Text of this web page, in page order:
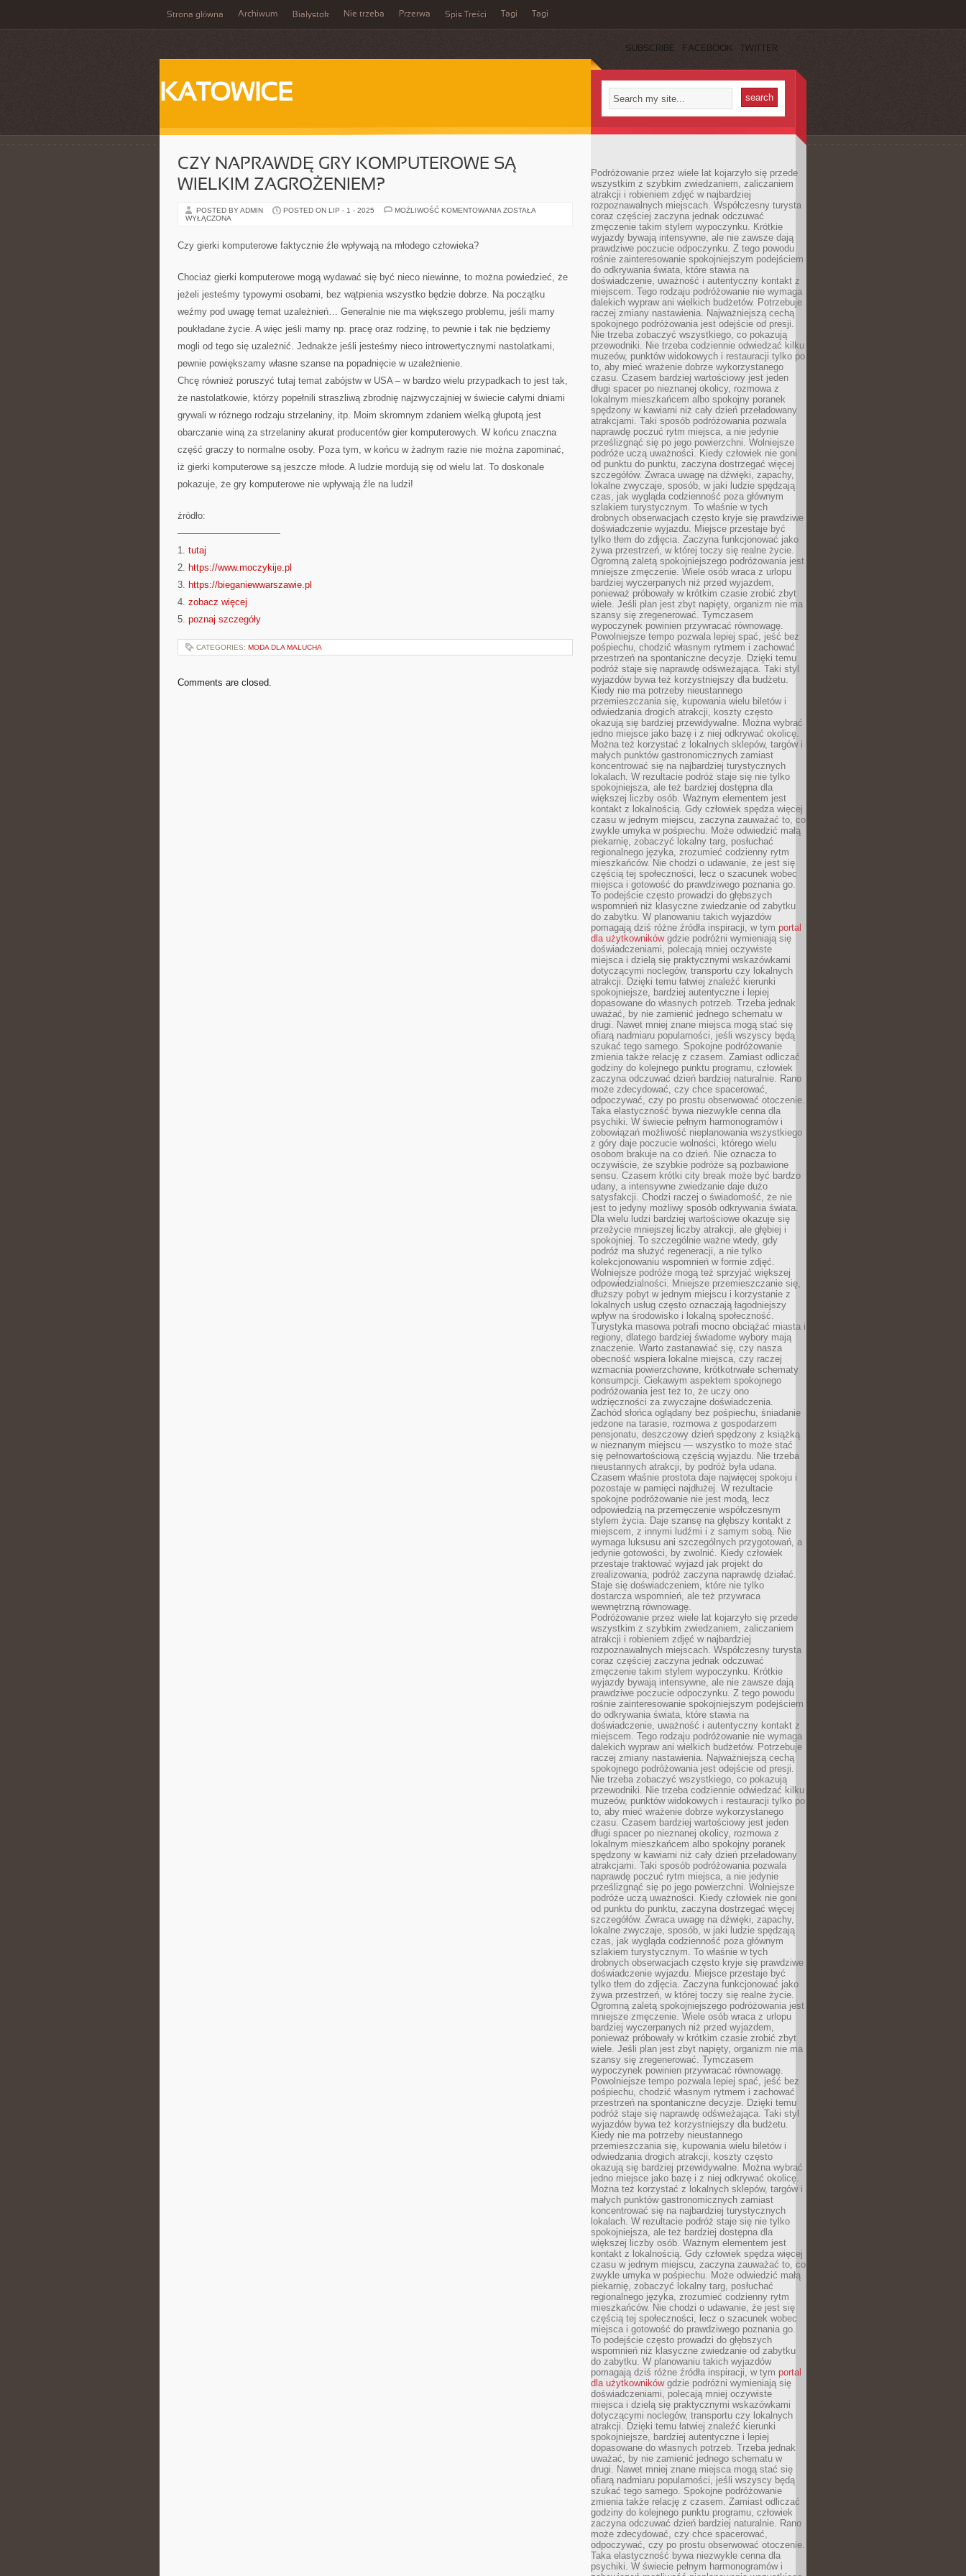
Strona główna Archiwum Białystok Nie trzeba Przerwa Spis Treści Tagi Tagi
SUBSCRIBE FACEBOOK TWITTER
KATOWICE
CZY NAPRAWDĘ GRY KOMPUTEROWE SĄ
WIELKIM ZAGROŻENIEM?
POSTED BY ADMIN POSTED ON LIP - 1 - 2025 MOŻLIWOŚĆ KOMENTOWANIA CZY
ZOSTAŁA
WYŁĄCZONA
Czy gierki komputerowe faktycznie źle wpływają na młodego człowieka?
Chociaż gierki komputerowe mogą wydawać się być nieco niewinne, to można powiedzieć, że
jeżeli jesteśmy typowymi osobami, bez wątpienia wszystko będzie dobrze. Na początku
weźmy pod uwagę temat uzależnień… Generalnie nie ma większego problemu, jeśli mamy
poukładane życie. A więc jeśli mamy np. pracę oraz rodzinę, to pewnie i tak nie będziemy
mogli od tego się uzależnić. Jednakże jeśli jesteśmy nieco introwertycznymi nastolatkami,
pewnie powiększamy własne szanse na popadnięcie w uzależnienie.
Chcę również poruszyć tutaj temat zabójstw w USA – w bardzo wielu przypadkach to jest tak,
że nastolatkowie, którzy popełnili straszliwą zbrodnię najzwyczajniej w świecie całymi dniami
grywali w różnego rodzaju strzelaniny, itp. Moim skromnym zdaniem wielką głupotą jest
obarczanie winą za strzelaniny akurat producentów gier komputerowych. W końcu znaczna
część graczy to normalne osoby. Poza tym, w końcu w żadnym razie nie można zapominać,
iż gierki komputerowe są jeszcze młode. A ludzie mordują się od wielu lat. To doskonale
pokazuje, że gry komputerowe nie wpływają źle na ludzi!
źródło:
———————————
1. tutaj
2. https://www.moczykije.pl
3. https://bieganiewwarszawie.pl
4. zobacz więcej
5. poznaj szczegóły
CATEGORIES: MODA DLA MALUCHA
Comments are closed.
Podróżowanie przez wiele lat kojarzyło się przede
wszystkim z szybkim zwiedzaniem, zaliczaniem
atrakcji i robieniem zdjęć w najbardziej
rozpoznawalnych miejscach. Współczesny turysta
coraz częściej zaczyna jednak odczuwać
zmęczenie takim stylem wypoczynku. Krótkie
wyjazdy bywają intensywne, ale nie zawsze dają
prawdziwe poczucie odpoczynku. Z tego powodu
rośnie zainteresowanie spokojniejszym podejściem
do odkrywania świata, które stawia na
doświadczenie, uważność i autentyczny kontakt z
miejscem. Tego rodzaju podróżowanie nie wymaga
dalekich wypraw ani wielkich budżetów. Potrzebuje
raczej zmiany nastawienia. Najważniejszą cechą
spokojnego podróżowania jest odejście od presji.
Nie trzeba zobaczyć wszystkiego, co pokazują
przewodniki. Nie trzeba codziennie odwiedzać kilku
muzeów, punktów widokowych i restauracji tylko po
to, aby mieć wrażenie dobrze wykorzystanego
czasu. Czasem bardziej wartościowy jest jeden
długi spacer po nieznanej okolicy, rozmowa z
lokalnym mieszkańcem albo spokojny poranek
spędzony w kawiarni niż cały dzień przeładowany
atrakcjami. Taki sposób podróżowania pozwala
naprawdę poczuć rytm miejsca, a nie jedynie
prześlizgnąć się po jego powierzchni. Wolniejsze
podróże uczą uważności. Kiedy człowiek nie goni
od punktu do punktu, zaczyna dostrzegać więcej
szczegółów. Zwraca uwagę na dźwięki, zapachy,
lokalne zwyczaje, sposób, w jaki ludzie spędzają
czas, jak wygląda codzienność poza głównym
szlakiem turystycznym. To właśnie w tych
drobnych obserwacjach często kryje się prawdziwe
doświadczenie wyjazdu. Miejsce przestaje być
tylko tłem do zdjęcia. Zaczyna funkcjonować jako
żywa przestrzeń, w której toczy się realne życie.
Ogromną zaletą spokojniejszego podróżowania jest
mniejsze zmęczenie. Wiele osób wraca z urlopu
bardziej wyczerpanych niż przed wyjazdem,
ponieważ próbowały w krótkim czasie zrobić zbyt
wiele. Jeśli plan jest zbyt napięty, organizm nie ma
szansy się zregenerować. Tymczasem
wypoczynek powinien przywracać równowagę.
Powolniejsze tempo pozwala lepiej spać, jeść bez
pośpiechu, chodzić własnym rytmem i zachować
przestrzeń na spontaniczne decyzje. Dzięki temu
podróż staje się naprawdę odświeżająca. Taki styl
wyjazdów bywa też korzystniejszy dla budżetu.
Kiedy nie ma potrzeby nieustannego
przemieszczania się, kupowania wielu biletów i
odwiedzania drogich atrakcji, koszty często
okazują się bardziej przewidywalne. Można wybrać
jedno miejsce jako bazę i z niej odkrywać okolicę.
Można też korzystać z lokalnych sklepów, targów i
małych punktów gastronomicznych zamiast
koncentrować się na najbardziej turystycznych
lokalach. W rezultacie podróż staje się nie tylko
spokojniejsza, ale też bardziej dostępna dla
większej liczby osób. Ważnym elementem jest
kontakt z lokalnością. Gdy człowiek spędza więcej
czasu w jednym miejscu, zaczyna zauważać to, co
zwykle umyka w pośpiechu. Może odwiedzić małą
piekarnię, zobaczyć lokalny targ, posłuchać
regionalnego języka, zrozumieć codzienny rytm
mieszkańców. Nie chodzi o udawanie, że jest się
częścią tej społeczności, lecz o szacunek wobec
miejsca i gotowość do prawdziwego poznania go.
To podejście często prowadzi do głębszych
wspomnień niż klasyczne zwiedzanie od zabytku
do zabytku. W planowaniu takich wyjazdów
pomagają dziś różne źródła inspiracji, w tym portal
dla użytkownikówgdzie podróżni wymieniają się
doświadczeniami, polecają mniej oczywiste
miejsca i dzielą się praktycznymi wskazówkami
dotyczącymi noclegów, transportu czy lokalnych
atrakcji. Dzięki temu łatwiej znaleźć kierunki
spokojniejsze, bardziej autentyczne i lepiej
dopasowane do własnych potrzeb. Trzeba jednak
uważać, by nie zamienić jednego schematu w
drugi. Nawet mniej znane miejsca mogą stać się
ofiarą nadmiaru popularności, jeśli wszyscy będą
szukać tego samego. Spokojne podróżowanie
zmienia także relację z czasem. Zamiast odliczać
godziny do kolejnego punktu programu, człowiek
zaczyna odczuwać dzień bardziej naturalnie. Rano
może zdecydować, czy chce spacerować,
odpoczywać, czy po prostu obserwować otoczenie.
Taka elastyczność bywa niezwykle cenna dla
psychiki. W świecie pełnym harmonogramów i
zobowiązań możliwość nieplanowania wszystkiego
z góry daje poczucie wolności, którego wielu
osobom brakuje na co dzień. Nie oznacza to
oczywiście, że szybkie podróże są pozbawione
sensu. Czasem krótki city break może być bardzo
udany, a intensywne zwiedzanie daje dużo
satysfakcji. Chodzi raczej o świadomość, że nie
jest to jedyny możliwy sposób odkrywania świata.
Dla wielu ludzi bardziej wartościowe okazuje się
przeżycie mniejszej liczby atrakcji, ale głębiej i
spokojniej. To szczególnie ważne wtedy, gdy
podróż ma służyć regeneracji, a nie tylko
kolekcjonowaniu wspomnień w formie zdjęć.
Wolniejsze podróże mogą też sprzyjać większej
odpowiedzialności. Mniejsze przemieszczanie się,
dłuższy pobyt w jednym miejscu i korzystanie z
lokalnych usług często oznaczają łagodniejszy
wpływ na środowisko i lokalną społeczność.
Turystyka masowa potrafi mocno obciążać miasta i
regiony, dlatego bardziej świadome wybory mają
znaczenie. Warto zastanawiać się, czy nasza
obecność wspiera lokalne miejsca, czy raczej
wzmacnia powierzchowne, krótkotrwałe schematy
konsumpcji. Ciekawym aspektem spokojnego
podróżowania jest też to, że uczy ono
wdzięczności za zwyczajne doświadczenia.
Zachód słońca oglądany bez pośpiechu, śniadanie
jedzone na tarasie, rozmowa z gospodarzem
pensjonatu, deszczowy dzień spędzony z książką
w nieznanym miejscu — wszystko to może stać
się pełnowartościową częścią wyjazdu. Nie trzeba
nieustannych atrakcji, by podróż była udana.
Czasem właśnie prostota daje najwięcej spokoju i
pozostaje w pamięci najdłużej. W rezultacie
spokojne podróżowanie nie jest modą, lecz
odpowiedzią na przemęczenie współczesnym
stylem życia. Daje szansę na głębszy kontakt z
miejscem, z innymi ludźmi i z samym sobą. Nie
wymaga luksusu ani szczególnych przygotowań, a
jedynie gotowości, by zwolnić. Kiedy człowiek
przestaje traktować wyjazd jak projekt do
zrealizowania, podróż zaczyna naprawdę działać.
Staje się doświadczeniem, które nie tylko
dostarcza wspomnień, ale też przywraca
wewnętrzną równowagę.
Podróżowanie przez wiele lat kojarzyło się przede
wszystkim z szybkim zwiedzaniem, zaliczaniem
atrakcji i robieniem zdjęć w najbardziej
rozpoznawalnych miejscach. Współczesny turysta
coraz częściej zaczyna jednak odczuwać
zmęczenie takim stylem wypoczynku. Krótkie
wyjazdy bywają intensywne, ale nie zawsze dają
prawdziwe poczucie odpoczynku. Z tego powodu
rośnie zainteresowanie spokojniejszym podejściem
do odkrywania świata, które stawia na
doświadczenie, uważność i autentyczny kontakt z
miejscem. Tego rodzaju podróżowanie nie wymaga
dalekich wypraw ani wielkich budżetów. Potrzebuje
raczej zmiany nastawienia. Najważniejszą cechą
spokojnego podróżowania jest odejście od presji.
Nie trzeba zobaczyć wszystkiego, co pokazują
przewodniki. Nie trzeba codziennie odwiedzać kilku
muzeów, punktów widokowych i restauracji tylko po
to, aby mieć wrażenie dobrze wykorzystanego
czasu. Czasem bardziej wartościowy jest jeden
długi spacer po nieznanej okolicy, rozmowa z
lokalnym mieszkańcem albo spokojny poranek
spędzony w kawiarni niż cały dzień przeładowany
atrakcjami. Taki sposób podróżowania pozwala
naprawdę poczuć rytm miejsca, a nie jedynie
prześlizgnąć się po jego powierzchni. Wolniejsze
podróże uczą uważności. Kiedy człowiek nie goni
od punktu do punktu, zaczyna dostrzegać więcej
szczegółów. Zwraca uwagę na dźwięki, zapachy,
lokalne zwyczaje, sposób, w jaki ludzie spędzają
czas, jak wygląda codzienność poza głównym
szlakiem turystycznym. To właśnie w tych
drobnych obserwacjach często kryje się prawdziwe
doświadczenie wyjazdu. Miejsce przestaje być
tylko tłem do zdjęcia. Zaczyna funkcjonować jako
żywa przestrzeń, w której toczy się realne życie.
Ogromną zaletą spokojniejszego podróżowania jest
mniejsze zmęczenie. Wiele osób wraca z urlopu
bardziej wyczerpanych niż przed wyjazdem,
ponieważ próbowały w krótkim czasie zrobić zbyt
wiele. Jeśli plan jest zbyt napięty, organizm nie ma
szansy się zregenerować. Tymczasem
wypoczynek powinien przywracać równowagę.
Powolniejsze tempo pozwala lepiej spać, jeść bez
pośpiechu, chodzić własnym rytmem i zachować
przestrzeń na spontaniczne decyzje. Dzięki temu
podróż staje się naprawdę odświeżająca. Taki styl
wyjazdów bywa też korzystniejszy dla budżetu.
Kiedy nie ma potrzeby nieustannego
przemieszczania się, kupowania wielu biletów i
odwiedzania drogich atrakcji, koszty często
okazują się bardziej przewidywalne. Można wybrać
jedno miejsce jako bazę i z niej odkrywać okolicę.
Można też korzystać z lokalnych sklepów, targów i
małych punktów gastronomicznych zamiast
koncentrować się na najbardziej turystycznych
lokalach. W rezultacie podróż staje się nie tylko
spokojniejsza, ale też bardziej dostępna dla
większej liczby osób. Ważnym elementem jest
kontakt z lokalnością. Gdy człowiek spędza więcej
czasu w jednym miejscu, zaczyna zauważać to, co
zwykle umyka w pośpiechu. Może odwiedzić małą
piekarnię, zobaczyć lokalny targ, posłuchać
regionalnego języka, zrozumieć codzienny rytm
mieszkańców. Nie chodzi o udawanie, że jest się
częścią tej społeczności, lecz o szacunek wobec
miejsca i gotowość do prawdziwego poznania go.
To podejście często prowadzi do głębszych
wspomnień niż klasyczne zwiedzanie od zabytku
do zabytku. W planowaniu takich wyjazdów
pomagają dziś różne źródła inspiracji, w tym portal
dla użytkownikówgdzie podróżni wymieniają się
doświadczeniami, polecają mniej oczywiste
miejsca i dzielą się praktycznymi wskazówkami
dotyczącymi noclegów, transportu czy lokalnych
atrakcji. Dzięki temu łatwiej znaleźć kierunki
spokojniejsze, bardziej autentyczne i lepiej
dopasowane do własnych potrzeb. Trzeba jednak
uważać, by nie zamienić jednego schematu w
drugi. Nawet mniej znane miejsca mogą stać się
ofiarą nadmiaru popularności, jeśli wszyscy będą
szukać tego samego. Spokojne podróżowanie
zmienia także relację z czasem. Zamiast odliczać
godziny do kolejnego punktu programu, człowiek
zaczyna odczuwać dzień bardziej naturalnie. Rano
może zdecydować, czy chce spacerować,
odpoczywać, czy po prostu obserwować otoczenie.
Taka elastyczność bywa niezwykle cenna dla
psychiki. W świecie pełnym harmonogramów i